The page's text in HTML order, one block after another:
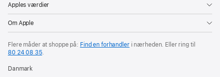
Apples værdier
Om Apple
Flere måder at shoppe på: Find en forhandleri nærheden. Eller ring til
80 24 08 35.
Danmark